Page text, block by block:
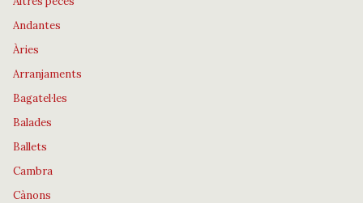
Andantes
Àries
Arranjaments
Bagatel·les
Balades
Ballets
Cambra
Cànons